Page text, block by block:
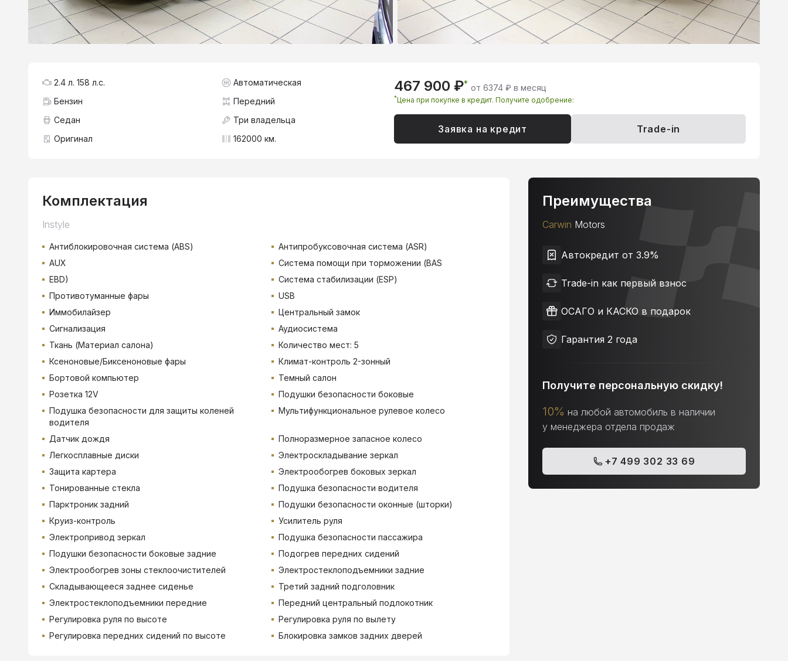
467 900 ₽* от 6374 ₽ в месяц
*Цена при покупке в кредит. Получите одобрение:
Заявка на кредит Trade-in
2.4 л. 158 л.с.
Автоматическая
Бензин
Передний
Седан
Три владельца
Оригинал
162000 км.
Комплектация
Instyle
Антиблокировочная система (ABS)
Антипробуксовочная система (ASR)
AUX
Система помощи при торможении (BAS
EBD)
Система стабилизации (ESP)
Противотуманные фары
USB
Иммобилайзер
Центральный замок
Сигнализация
Аудиосистема
Ткань (Материал салона)
Количество мест: 5
Ксеноновые/Биксеноновые фары
Климат-контроль 2-зонный
Бортовой компьютер
Темный салон
Розетка 12V
Подушки безопасности боковые
Подушка безопасности для защиты коленей
водителя
Мультифункциональное рулевое колесо
Датчик дождя
Полноразмерное запасное колесо
Легкосплавные диски
Электроскладывание зеркал
Защита картера
Электрообогрев боковых зеркал
Тонированные стекла
Подушка безопасности водителя
Парктроник задний
Подушки безопасности оконные (шторки)
Круиз-контроль
Усилитель руля
Электропривод зеркал
Подушка безопасности пассажира
Подушки безопасности боковые задние
Подогрев передних сидений
Электрообогрев зоны стеклоочистителей
Электростеклоподъемники задние
Складывающееся заднее сиденье
Третий задний подголовник
Электростеклоподъемники передние
Передний центральный подлокотник
Регулировка руля по высоте
Регулировка руля по вылету
Регулировка передних сидений по высоте
Блокировка замков задних дверей
Преимущества
Carwin Motors
Автокредит от 3.9%
Trade-in как первый взнос
ОСАГО и КАСКО в подарок
Гарантия 2 года
Получите персональную скидку!
10% на любой автомобиль в наличии
у менеджера отдела продаж
+7 499 302 33 69